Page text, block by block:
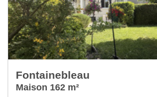
Fontainebleau
Maison de village 191 m²